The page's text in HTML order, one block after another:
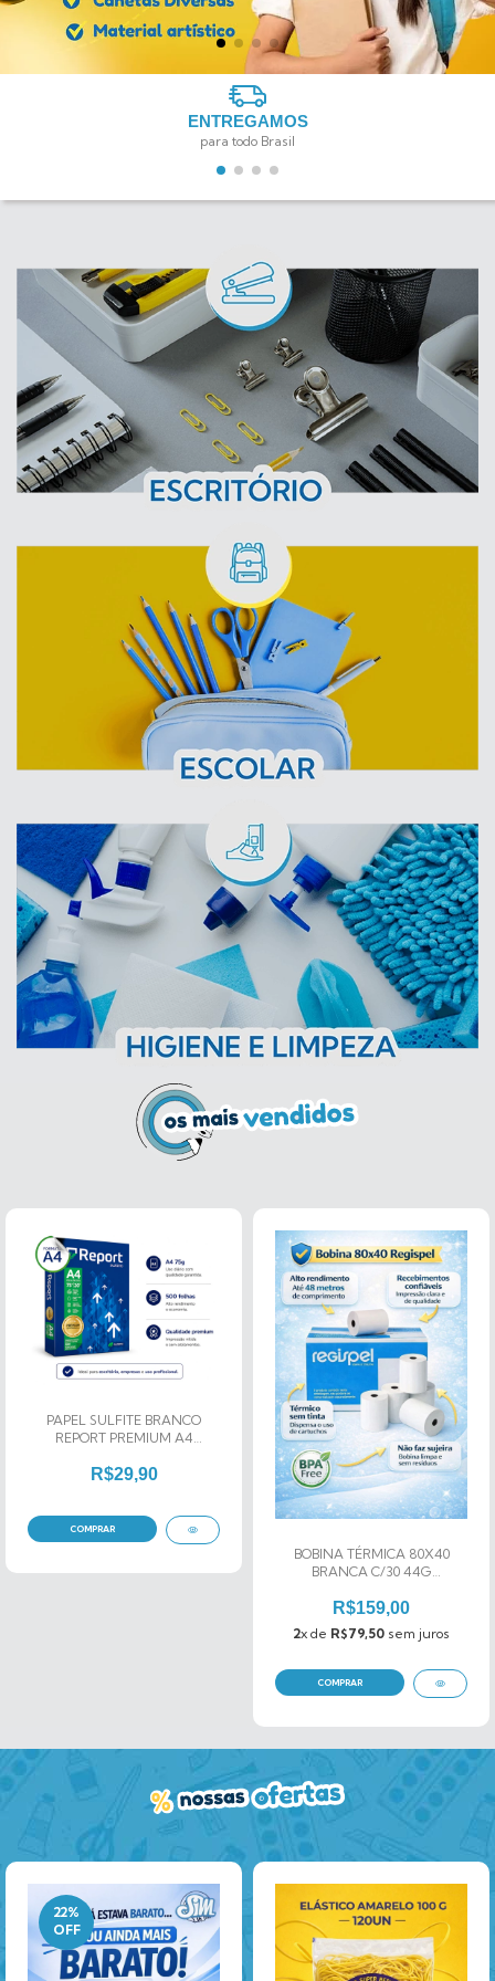
ENTREGAMOS
para todo Brasil
PAPEL SULFITE BRANCO
REPORT PREMIUM A4
R$29,90
BOBINA TÉRMICA 80X40
BRANCA C/30 44G
R$159,00
2x de R$79,50 sem juros
22%
OFF